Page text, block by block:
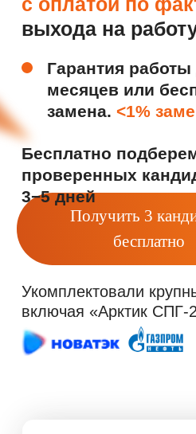
Получить 3 кандидата
бесплатно
Под ваш профиль
Без договора.
Укомплектовали крупные
включая «Арктик СПГ-2» от
3−5 дней
проверенных
инженеров
>300 000
Собственная база